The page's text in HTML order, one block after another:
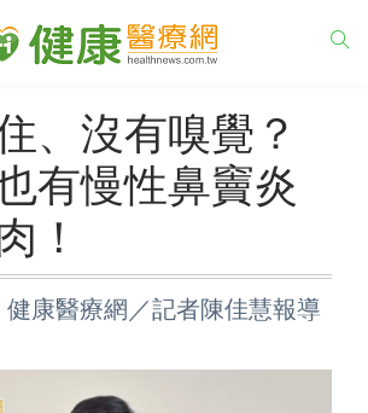
、沒有嗅覺？
有慢性鼻竇炎
！
康醫療網／記者陳佳慧報導